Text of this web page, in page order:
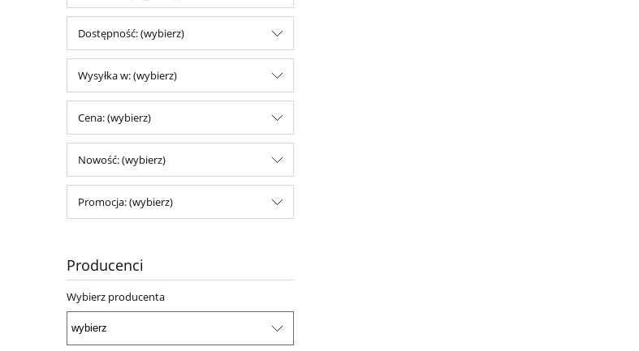
Dostępność: (wybierz)
Wysyłka w: (wybierz)
Cena: (wybierz)
Nowość: (wybierz)
Promocja: (wybierz)
Producenci
Wybierz producenta